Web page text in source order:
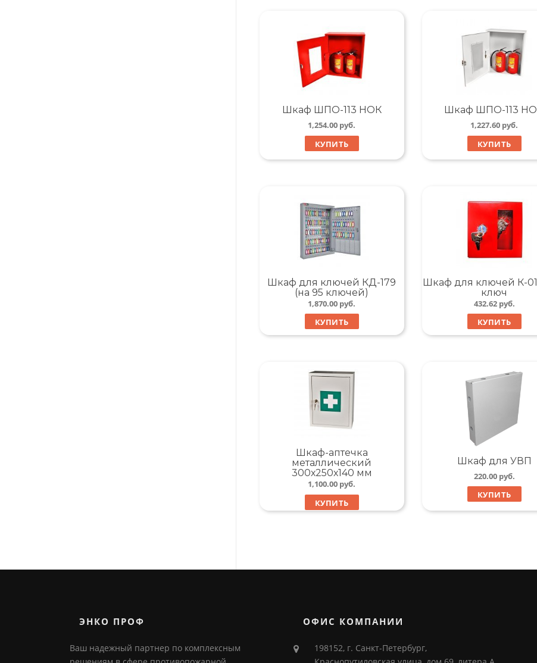
Шкаф ШПО-113 НОК
1,254.00 руб.
КУПИТЬ
Шкаф ШПО-113
1,227.60 руб.
КУПИТЬ
Шкаф для ключей КД-179
(на 95 ключей)
1,870.00 руб.
КУПИТЬ
Шкаф для ключей К-01
ключ
432.62 руб.
КУПИТЬ
Шкаф-аптечка
металлический
300х250х140 мм
1,100.00 руб.
КУПИТЬ
Шкаф для УВП
220.00 руб.
КУПИТЬ
ЭНКО ПРОФ
Ваш надежный партнер по комплексным
ОФИС КОМПАНИИ
198152, г. Санкт-Петербург,